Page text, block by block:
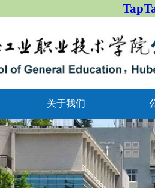
关于我们